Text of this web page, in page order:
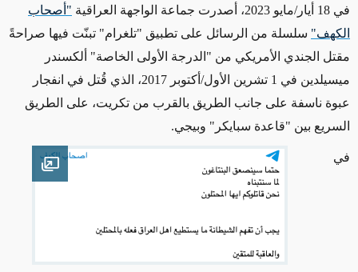
في 18 أيار/مايو 2023، أصدرت جماعة الواجهة العراقية
"أصحاب
الكهف" سلسلة من الرسائل على تطبيق "تلغرام" تبنّت فيها صراحةً
مقتل الجندي الأمريكي من "الدرجة الأولى الخاصة" ألكسندر
ميسيلدين في 1 تشرين الأول/أكتوبر 2017، الذي قُتل في انفجار
عبوة ناسفة على جانب الطريق بالقرب من تكريت، على الطريق
السريع بين "قاعدة سبايكر" وبيجي.
image
في